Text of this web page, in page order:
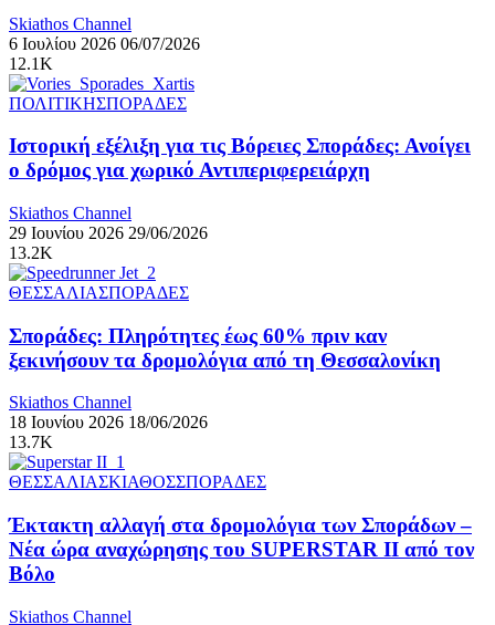
Skiathos Channel
6 Ιουλίου 2026 06/07/2026
12.1K
ΠΟΛΙΤΙΚΗΣΠΟΡΑΔΕΣ
Ιστορική εξέλιξη για τις Βόρειες Σποράδες: Ανοίγει
ο δρόμος για χωρικό Αντιπεριφερειάρχη
Skiathos Channel
29 Ιουνίου 2026 29/06/2026
13.2K
ΘΕΣΣΑΛΙΑΣΠΟΡΑΔΕΣ
Σποράδες: Πληρότητες έως 60% πριν καν
ξεκινήσουν τα δρομολόγια από τη Θεσσαλονίκη
Skiathos Channel
18 Ιουνίου 2026 18/06/2026
13.7K
ΘΕΣΣΑΛΙΑΣΚΙΑΘΟΣΣΠΟΡΑΔΕΣ
Έκτακτη αλλαγή στα δρομολόγια των Σποράδων –
Νέα ώρα αναχώρησης του SUPERSTAR II από τον
Βόλο
Skiathos Channel